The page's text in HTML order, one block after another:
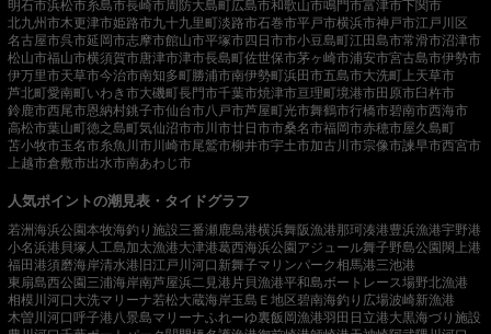
明石市浜松市糸島市長崎市周防大島町広島市和歌山市鳴門市富津市下関市
北九州市木更津市姫路市九十九里町淡路市石巻市平戸市横浜市神戸市江戸川区
名古屋市呉市延岡市志摩市館山市平塚市四日市市小豆島町江田島市常滑市沼津市
松山市福山市横須賀市唐津市津市長島町佐世保市茅ヶ崎市浦安市宮古島市伊勢市
伊万里市天草市今治市南知多町勝浦市南伊勢町浜田市五島市大洗町 上天草市
芦北町愛南町いわき市大磯町長門市千葉市焼津市亘理町境港市田原市臼杵市
鈴鹿市西尾市恩納村銚子市仙台市八戸市芦屋町光市舞鶴市行橋市碧南市西海市
高松市葉山町徳之島町気仙沼市市川市廿日市市桑名市福岡市赤穂市屋久島町
苫小牧市玉名市糸魚川市川崎市尾鷲市柳井市宇土市加古川市宗像市諫早市西宮市
上越市倉敷市出水市南あわじ市
人気ポイントの潮見表・タイドグラフ
若洲海浜公園本牧海釣り施設三番瀬鹿島港横浜舞阪漁港那珂湊港豊浜漁港宇野港
小名浜港 貝塚人工島加太漁港大津港葛西海浜公園 アジュール舞子野島公園 閖上港
福田港須磨海岸清水港 旧江戸川河口 新舞子マリンパーク相馬港三池港
東扇島西公園 三浦海岸南芦屋浜二見港 片貝漁港平和島ボートレース場野北漁港
相模川河口 大洗マリーナ若松大蔵海岸玉島Ｅ地区碧南海釣り広場波崎新漁港
木曽川河口呼子港八景島マリーナふれーゆ裏飯岡漁港羽田 日立港大黒海づり施設